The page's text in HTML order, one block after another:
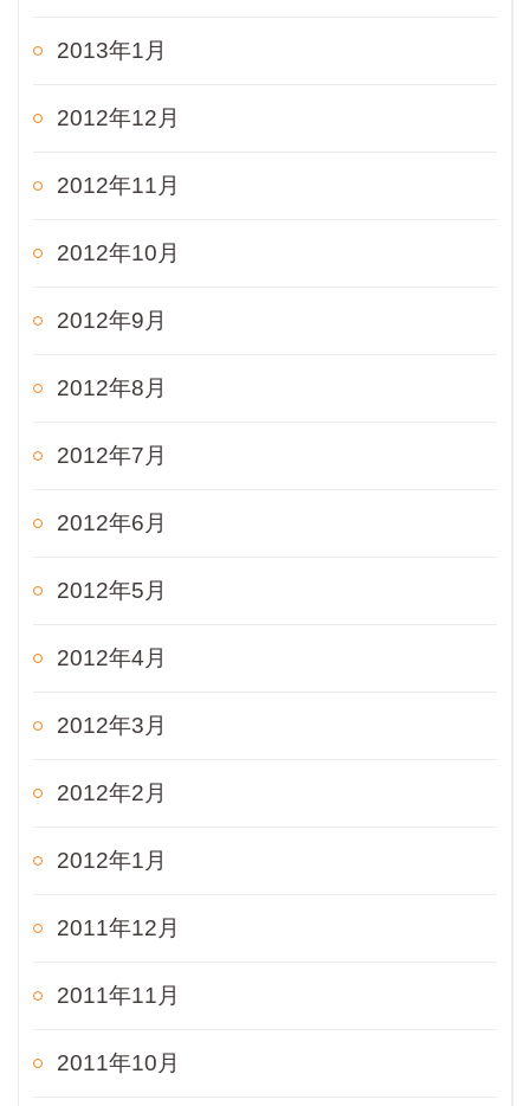
2013年1月
2012年12月
2012年11月
2012年10月
2012年9月
2012年8月
2012年7月
2012年6月
2012年5月
2012年4月
2012年3月
2012年2月
2012年1月
2011年12月
2011年11月
2011年10月